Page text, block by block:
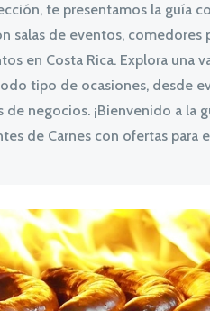
te presentamos la guía
salas de eventos, comedores
en Costa Rica. Explora una
tipo de ocasiones, desde
de negocios. ¡Bienvenido a la
de Carnes con ofertas para